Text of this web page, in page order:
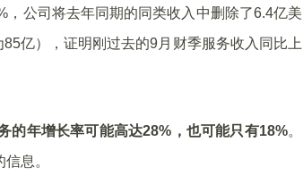
，公司将去年同期的同类收入中删除了6.4亿美
亿），证明刚过去的9月财季服务收入同比上
的年增长率可能高达28%，也可能只有18%。
息。